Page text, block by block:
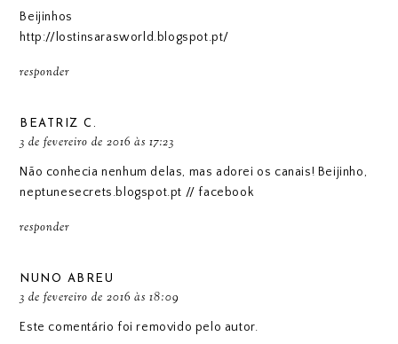
Beijinhos
http://lostinsarasworld.blogspot.pt/
responder
BEATRIZ C.
3 de fevereiro de 2016 às 17:23
Não conhecia nenhum delas, mas adorei os canais! Beijinho,
neptunesecrets.blogspot.pt //facebook
responder
NUNO ABREU
3 de fevereiro de 2016 às 18:09
Este comentário foi removido pelo autor.